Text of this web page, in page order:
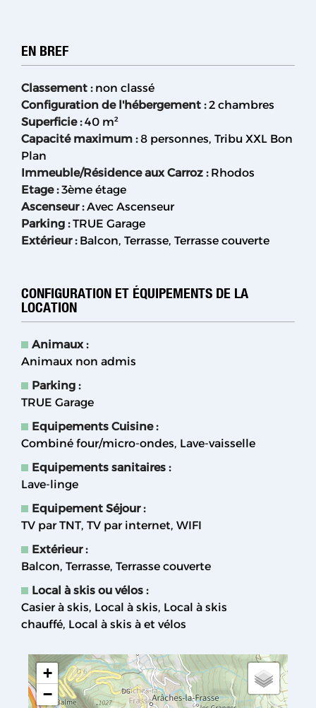
EN BREF
Classement : non classé
Configuration de l'hébergement : 2 chambres
Superficie: 40 m²
Capacité maximum : 8 personnes Tribu XXL Bon
Plan
Immeuble/Résidence aux Carroz : Rhodos
Etage: 3ème étage
Ascenseur: Avec Ascenseur
Parking : TRUE Garage
Extérieur: Balcon Terrasse Terrasse couverte
CONFIGURATION ET ÉQUIPEMENTS DE LA
LOCATION
Animaux:
Animaux non admis
Parking :
TRUE Garage
Equipements Cuisine:
Combiné four/micro-ondes Lave-vaisselle
Equipements sanitaires :
Lave-linge
Equipement Séjour:
TV par TNT TV par internet WIFI
Extérieur:
Balcon Terrasse Terrasse couverte
Local à skis ou vélos :
Casier à skis Local à skis Local à skis
chauffé Local à skis à et vélos
+
−